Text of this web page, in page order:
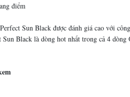
điểm
Sun Black được đánh giá cao với
Sun Black là dòng hot nhất trong cả 4 dòng